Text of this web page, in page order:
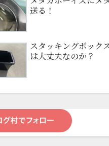
送る！
スタッキングボック
は大丈夫なのか？